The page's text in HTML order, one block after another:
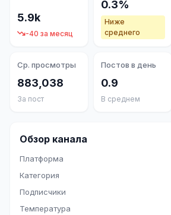
5.9k
-40 за месяц
0.3%
Ниже
среднего
Ср. просмотры
883,038
За пост
Постов в день
0.9
В среднем
Обзор канала
Платформа
Категория
Подписчики
Температура